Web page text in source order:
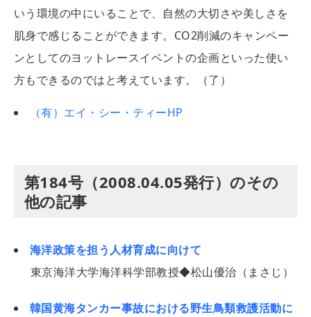
いう環境の中にいることで、自然の大切さや美しさを
肌身で感じることができます。CO2削減のキャンペー
ンとしてのヨットレースイベントの企画といった使い
方もできるのではと考えています。（了）
（有）エイ・シー・ティーHP
第184号（2008.04.05発行）のその
他の記事
海洋政策を担う人材育成に向けて
東京海洋大学海洋科学部教授◆松山優治（まさじ）
韓国黄海タンカー事故における野生鳥類救護活動に